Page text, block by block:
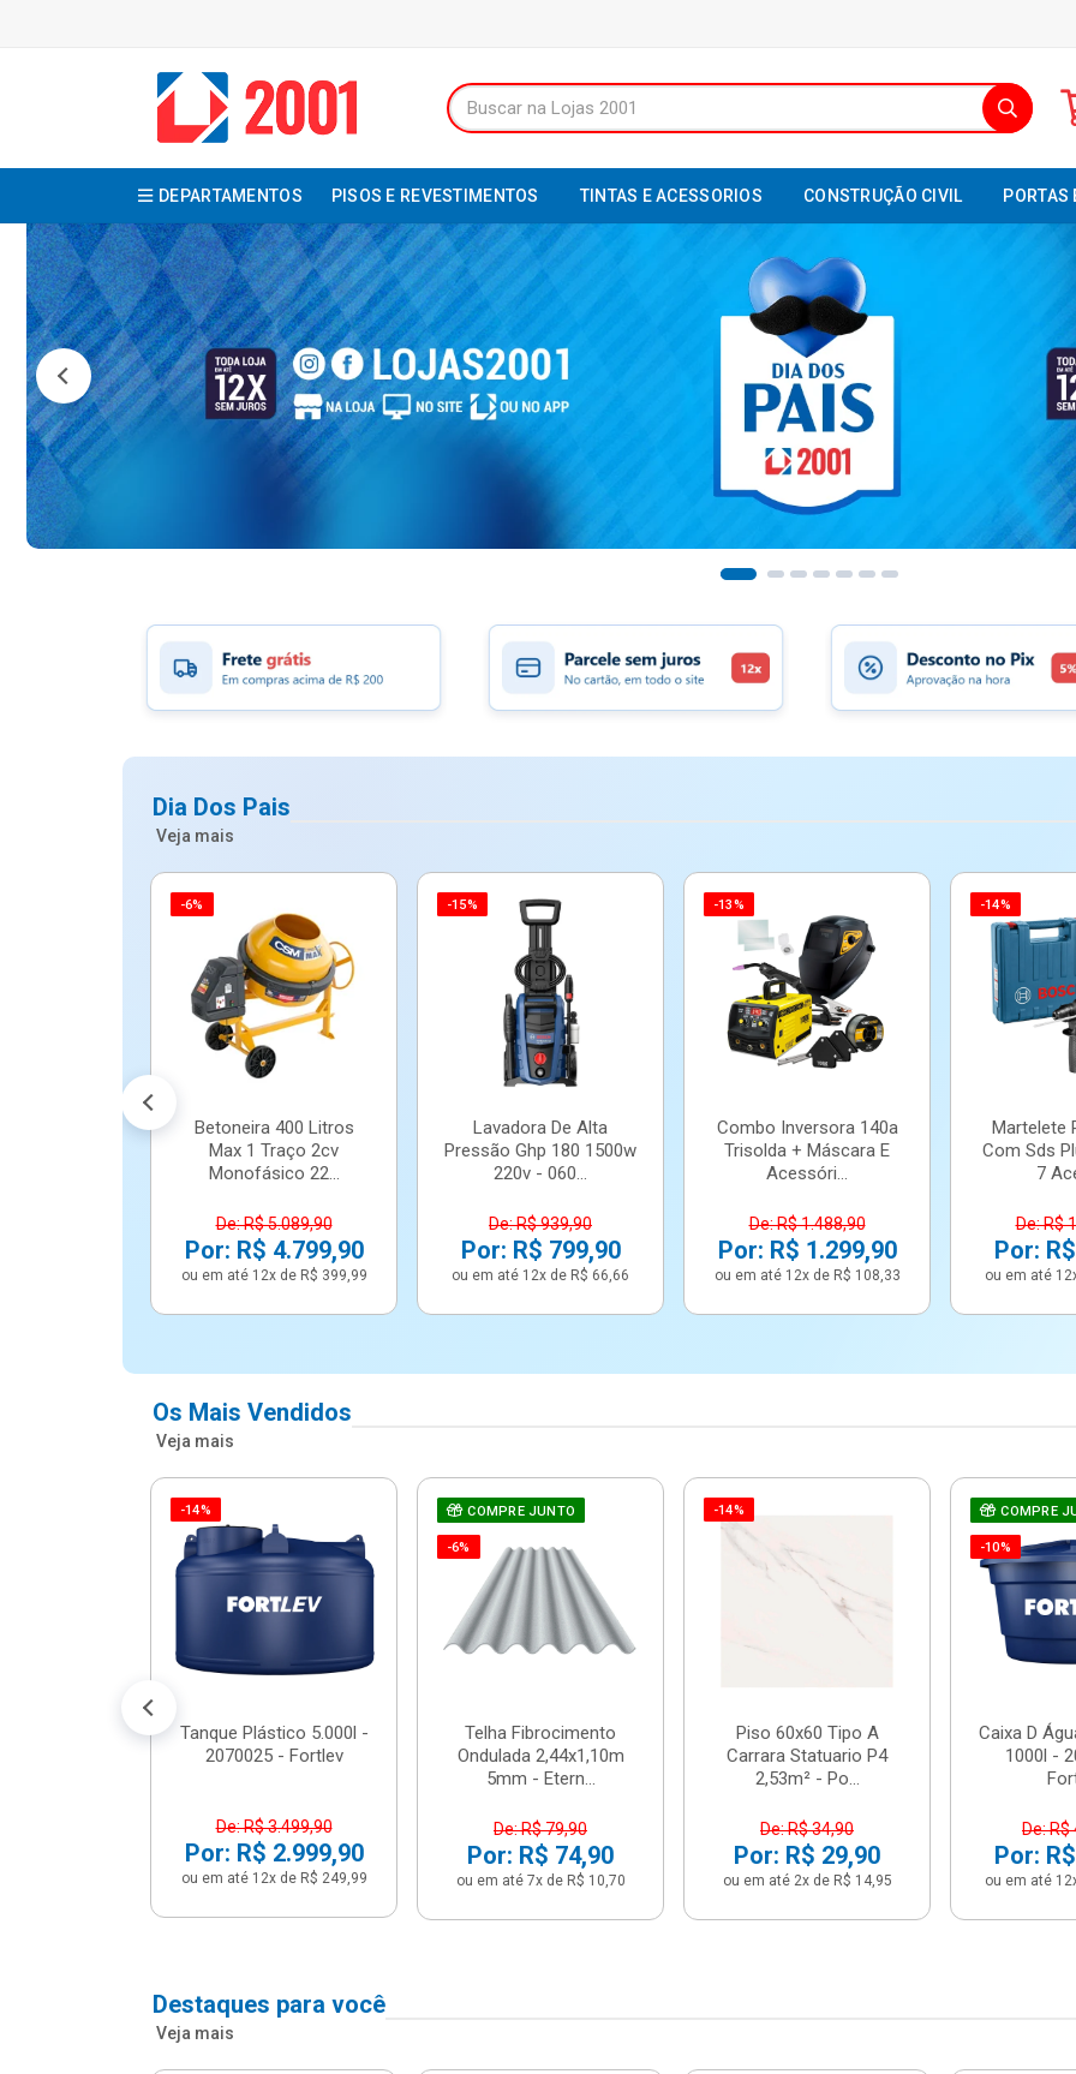
DEPARTAMENTOS PISOS E REVESTIMENTOS TINTAS E ACESSORIOS CONSTRUÇÃO CIVIL PORTAS
Dia Dos Pais
Veja mais
-6%
Betoneira 400 Litros
Max 1 Traço 2cv
Monofásico 22...
De: R$ 5.089,90
Por: R$ 4.799,90
ou em até 12x de R$ 399,99
-15%
Lavadora De Alta
Pressão Ghp 180 1500w
220v - 060...
De: R$ 939,90
Por: R$ 799,90
ou em até 12x de R$ 66,66
-13%
Combo Inversora 140a
Trisolda + Máscara E
Acessóri...
De: R$ 1.488,90
Por: R$ 1.299,90
ou em até 12x de R$ 108,33
-14%
Martelete
Com Sds
7
De: R$
Por:
ou em até
Os Mais Vendidos
Veja mais
-14%
Tanque Plástico 5.000l -
2070025 - Fortlev
De: R$ 3.499,90
Por: R$ 2.999,90
ou em até 12x de R$ 249,99
COMPRE JUNTO
-6%
Telha Fibrocimento
Ondulada 2,44x1,10m
5mm - Etern...
De: R$ 79,90
Por: R$ 74,90
ou em até 7x de R$ 10,70
-14%
Piso 60x60 Tipo A
Carrara Statuario P4
2,53m² - Po...
De: R$ 34,90
Por: R$ 29,90
ou em até 2x de R$ 14,95
COMPRE
-10%
Caixa D
1000l -
De: R$
Por:
ou em até
Destaques para você
Veja mais